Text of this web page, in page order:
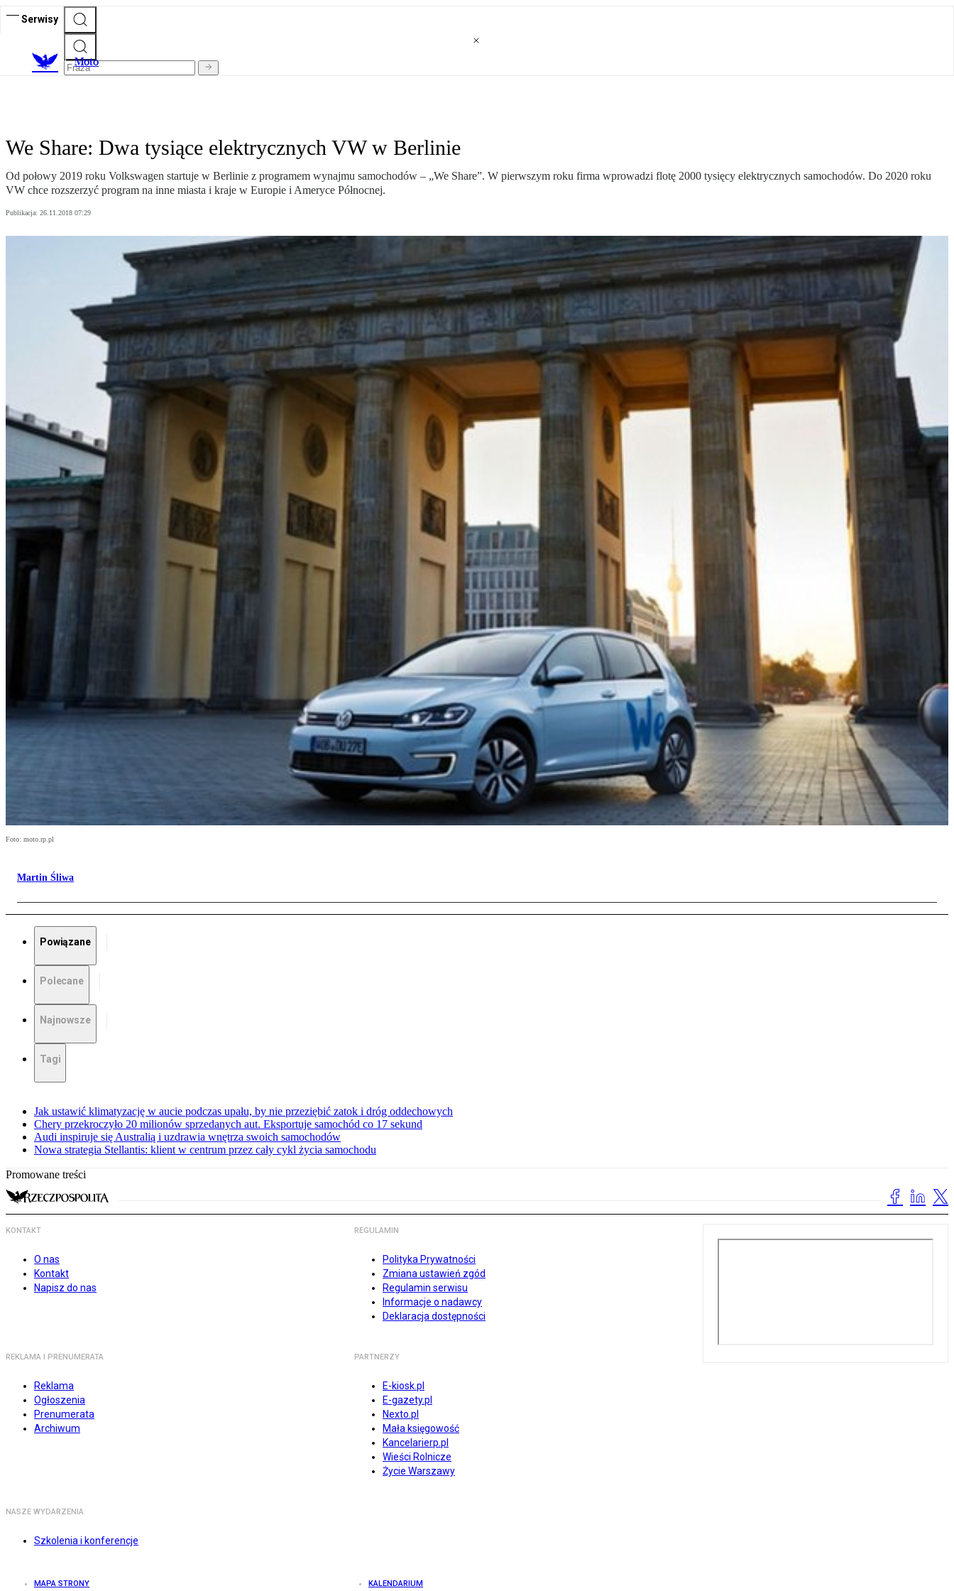
Serwisy
Moto
We Share: Dwa tysiące elektrycznych VW w Berlinie
Od połowy 2019 roku Volkswagen startuje w Berlinie z programem wynajmu samochodów – „We Share”. W pierwszym roku firma wprowadzi flotę 2000 tysięcy elektrycznych samochodów. Do 2020 roku
VW chce rozszerzyć program na inne miasta i kraje w Europie i Ameryce Północnej.
Publikacja: 26.11.2018 07:29
Foto: moto.rp.pl
Martin Śliwa
Powiązane
Polecane
Najnowsze
Tagi
Jak ustawić klimatyzację w aucie podczas upału, by nie przeziębić zatok i dróg oddechowych
Chery przekroczyło 20 milionów sprzedanych aut. Eksportuje samochód co 17 sekund
Audi inspiruje się Australią i uzdrawia wnętrza swoich samochodów
Nowa strategia Stellantis: klient w centrum przez cały cykl życia samochodu
Promowane treści
KONTAKT
O nas
Kontakt
Napisz do nas
REGULAMIN
Polityka Prywatności
Zmiana ustawień zgód
Regulamin serwisu
Informacje o nadawcy
Deklaracja dostępności
REKLAMA I PRENUMERATA
Reklama
Ogłoszenia
Prenumerata
Archiwum
PARTNERZY
E-kiosk.pl
E-gazety.pl
Nexto.pl
Mała księgowość
Kancelarierp.pl
Wieści Rolnicze
Życie Warszawy
NASZE WYDARZENIA
Szkolenia i konferencje
MAPA STRONY KALENDARIUM